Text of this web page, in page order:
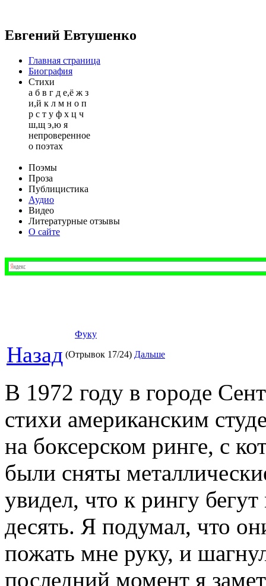
Евгений Евтушенко
Главная страница
Биография
Стихи
а б в г д е,ё ж з
и,й к л м н о п
р с т у ф х ц ч
ш,щ э,ю я
непроверенное
о поэтах
Поэмы
Проза
Публицистика
Аудио
Видео
Литературные отзывы
О сайте
Фуку
Назад (Отрывок 17/24) Дальше
В 1972 году в городе
стихи американским
на боксерском ринге, с
были сняты
увидел, что к рингу
десять. Я подумал, что
пожать мне руку, и
последний момент я